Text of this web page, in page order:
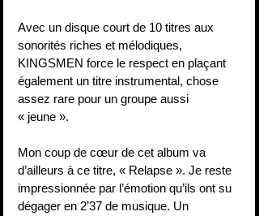
Avec un disque court de 10 titres aux
sonorités riches et mélodiques,
KINGSMEN force le respect en plaçant
également un titre instrumental, chose
assez rare pour un groupe aussi
« jeune ».
Mon coup de cœur de cet album va
d’ailleurs à ce titre, « Relapse ». Je reste
impressionnée par l’émotion qu’ils ont su
dégager en 2’37 de musique. Un